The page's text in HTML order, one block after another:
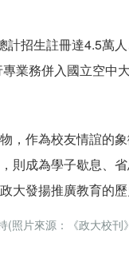
招生註冊達4.5萬
業務併入國立空中大
，作為校友情誼的
則成為學子歇息、
大發揚推廣教育的歷
(照片來源：《政大校刊